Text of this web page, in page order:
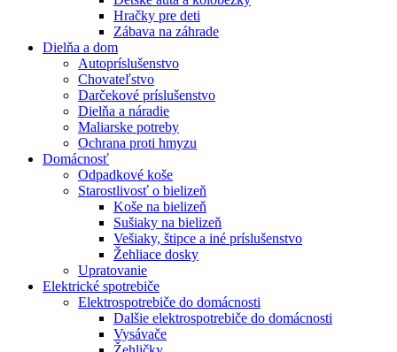
Hračky pre deti
Zábava na záhrade
Dielňa a dom
Autopríslušenstvo
Chovateľstvo
Darčekové príslušenstvo
Dielňa a náradie
Maliarske potreby
Ochrana proti hmyzu
Domácnosť
Odpadkové koše
Starostlivosť o bielizeň
Koše na bielizeň
Sušiaky na bielizeň
Vešiaky, štipce a iné príslušenstvo
Žehliace dosky
Upratovanie
Elektrické spotrebiče
Elektrospotrebiče do domácnosti
Dalšie elektrospotrebiče do domácnosti
Vysávače